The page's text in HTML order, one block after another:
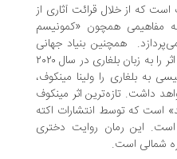
است که از خلال قرائت آثاری از
مفاهیمی همچون «کمونیسم
همچنین بنیاد جهانی
الیاس کانتی قصد دارد تا ترجمه این اثر را به زبان بلغاری در سال ۲۰۲۰
به بلغاری را ولینا مینکوف،
داشت. تازه‌ترین اثر مینکوف
است که توسط انتشارات اکته
این رمان روایت دختری
شمالی است.